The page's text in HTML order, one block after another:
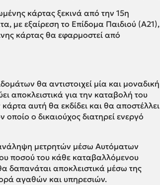
κάρτας ξεκινά από την 15η
με εξαίρεση το Επίδομα Παιδιού (Α21),
κάρτας θα εφαρμοστεί από
θα αντιστοιχεί μία και μοναδική
αποκλειστικά για την καταβολή του
αυτή θα εκδίδει και θα αποστέλλει
ο δικαιούχος διατηρεί ενεργό
μετρητών μέσω Αυτόματων
ποσού του κάθε καταβαλλόμενου
δαπανάται αποκλειστικά μέσω της
αγαθών και υπηρεσιών.